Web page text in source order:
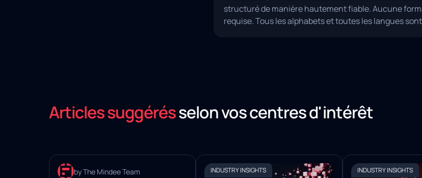
structuré de manière hautement fiable. Aucune
requise. Tous les alphabets et toutes les langues
Articles suggérésselon vos centres d'intérêt
INDUSTRY INSIGHTS
by The Mindee Team INDUSTRY INSIGHTS INDUSTRY INSIGHTS